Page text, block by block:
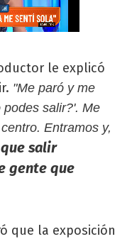
le explicó
"Me paró y me
salir?'. Me
Entramos y,
salir
gente que
que la exposición